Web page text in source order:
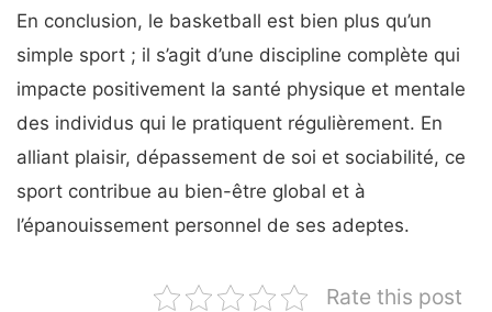
En conclusion, le basketball est bien plus qu’un
simple sport ; il s’agit d’une discipline complète qui
impacte positivement la santé physique et mentale
des individus qui le pratiquent régulièrement. En
alliant plaisir, dépassement de soi et sociabilité, ce
sport contribue au bien-être global et à
l’épanouissement personnel de ses adeptes.
Rate this post